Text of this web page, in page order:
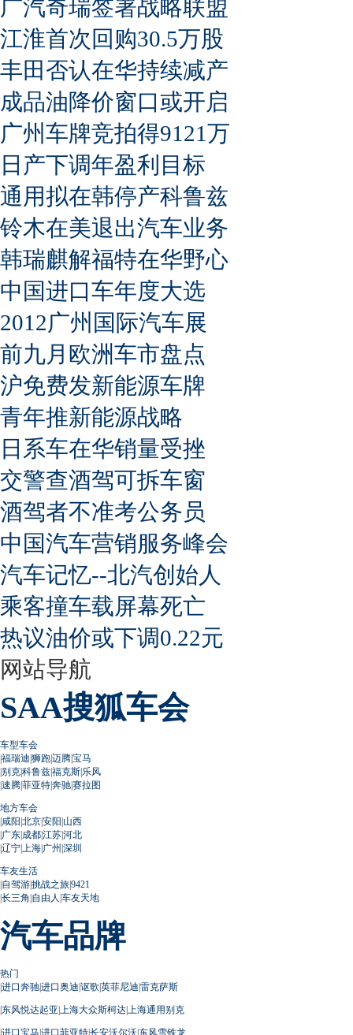
广汽奇瑞签署战略联盟
江淮首次回购30.5万股
丰田否认在华持续减产
成品油降价窗口或开启
广州车牌竞拍得9121万
日产下调年盈利目标
通用拟在韩停产科鲁兹
铃木在美退出汽车业务
韩瑞麒解福特在华野心
中国进口车年度大选
2012广州国际汽车展
前九月欧洲车市盘点
沪免费发新能源车牌
青年推新能源战略
日系车在华销量受挫
交警查酒驾可拆车窗
酒驾者不准考公务员
中国汽车营销服务峰会
汽车记忆--北汽创始人
乘客撞车载屏幕死亡
热议油价或下调0.22元
网站导航
SAA搜狐车会
车型车会
|福瑞迪|狮跑|迈腾|宝马
|别克|科鲁兹|福克斯|乐风
|速腾|菲亚特|奔驰|赛拉图
地方车会
|咸阳|北京|安阳|山西
|广东|成都|江苏|河北
|辽宁| 上海|广州 |深圳
车友生活
|自驾游|挑战之旅|9421
|长三角 |自由人 |车友天地
汽车品牌
热门
|进口奔驰|进口奥迪|讴歌|英菲尼迪|雷克萨斯
|东风悦达起亚| 上海大众斯柯达| 上海通用别克
|进口宝马|进口菲亚特|长安沃尔沃|东风雪铁龙